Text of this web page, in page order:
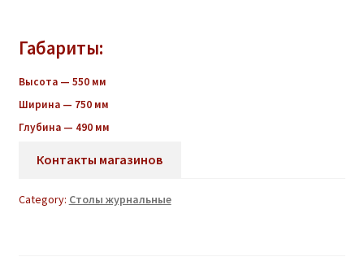
Габариты:
Высота — 550 мм
Ширина — 750 мм
Глубина — 490 мм
Контакты магазинов
Category: Столы журнальные